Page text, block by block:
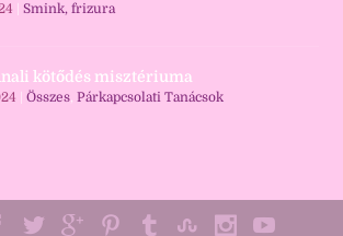
|Smink, frizura
kötődés misztériuma
|Összes,Párkapcsolati Tanácsok